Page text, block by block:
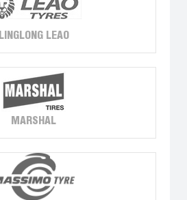
LINGLONG LEAO
MARSHAL